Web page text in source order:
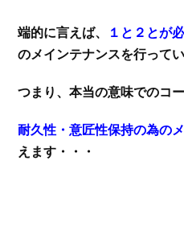
端的に言えば、 １と２とが
のメインテナンスを行って
つまり、本当の意味でのコー
耐久性・意匠性保持の為の
えます・・・